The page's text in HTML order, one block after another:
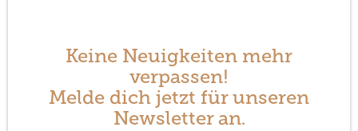
Keine Neuigkeiten mehr
verpassen!
Melde dich jetzt für unseren
Newsletter an.